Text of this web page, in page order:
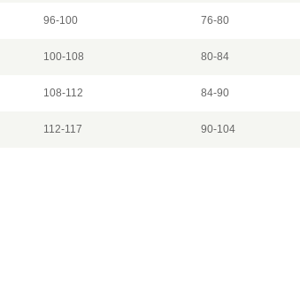
96-100 76-80
100-108 80-84
108-112 84-90
112-117 90-104